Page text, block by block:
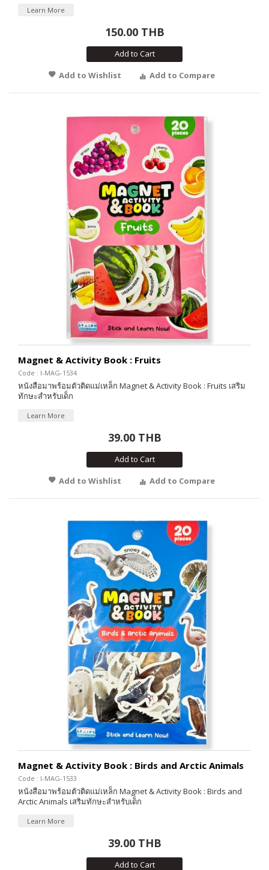
Learn More
150.00 THB
Add to Cart
Add to Wishlist
Add to Compare
Magnet & Activity Book : Fruits
Code : I-MAG-1534
หนังสือมาพร้อมตัวติดแม่เหล็ก Magnet & Activity Book : Fruits เสริม
ทักษะสำหรับเด็ก
Learn More
39.00 THB
Add to Cart
Add to Wishlist
Add to Compare
Magnet & Activity Book : Birds and Arctic Animals
Code : I-MAG-1533
หนังสือมาพร้อมตัวติดแม่เหล็ก Magnet & Activity Book : Birds and
Arctic Animals เสริมทักษะสำหรับเด็ก
Learn More
39.00 THB
Add to Cart